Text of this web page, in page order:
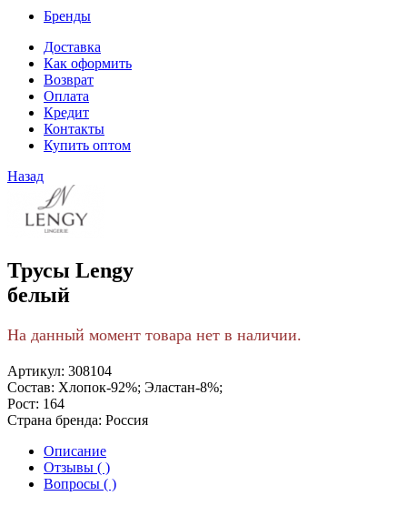
Бренды
Доставка
Как оформить
Возврат
Оплата
Кредит
Контакты
Купить оптом
Назад
Трусы Lengy
белый
На данный момент товара нет в наличии.
Артикул: 308104
Состав: Хлопок-92%; Эластан-8%;
Рост: 164
Страна бренда: Россия
Описание
Отзывы ( )
Вопросы ( )